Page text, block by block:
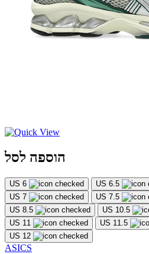
הוספה לסל
US 6
US 6.5
US 7
US 7.5
US 8.5
US 10.5
US 11
US 11.5
US 12
ASICS